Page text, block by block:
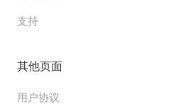
支持
其他页面
用户协议